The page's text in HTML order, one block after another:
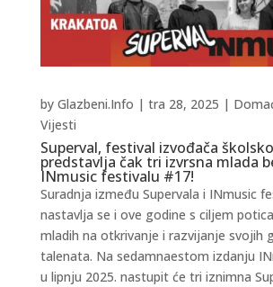
Superval, festival izvođača
predstavlja čak tri izvrsna mlada
INmusic festivalu #17!
by Glazbeni.Info | tra 28, 2025 |
Vijesti
Suradnja između Supervala i INmusic
nastavlja se i ove godine s ciljem
mladih na otkrivanje i razvijanje svojih
talenata. Na sedamnaestom izdanju
u lipnju 2025. nastupit će tri iznimna